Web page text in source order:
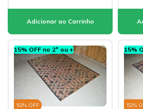
15% OFF no 2º ou +
52% OFF
15%
52%